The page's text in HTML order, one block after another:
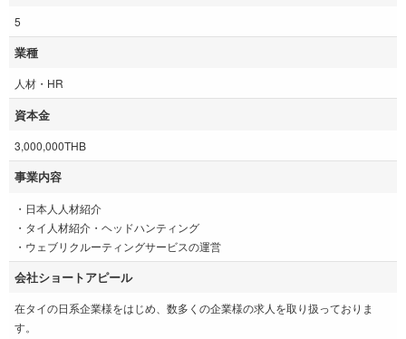
5
業種
人材・HR
資本金
3,000,000THB
事業内容
・日本人人材紹介
・タイ人材紹介・ヘッドハンティング
・ウェブリクルーティングサービスの運営
会社ショートアピール
在タイの日系企業様をはじめ、数多くの企業様の求人を取り扱っておりま
す。